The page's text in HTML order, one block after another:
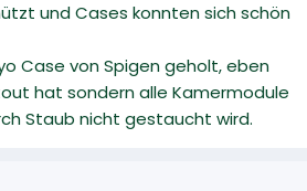
und Cases konnten sich schön
Case von Spigen geholt, eben
hat sondern alle Kamermodule
Staub nicht gestaucht wird.